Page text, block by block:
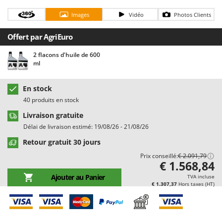
Chaudrons électriques pour polenta
Cisailles à gazon à batterie
Cisailles taille-haies manuelles
Climatiseurs
Compresseurs d'air électriques
Compresseurs pour la récolte des olives et la taille
Coupe-bordures - Trimmers
Coupe-branches
Couveuses à œufs
Cultivateurs Tiller à ressorts - Extirpateurs
D
Débroussailleuses
Décompacteurs agricoles
Découpeurs plasma
Barbieri
Batavia
Benassi
Beper
Berkel
Bernardi
Bertolini Pumps
Besser Vacuum
Bestway
Beta tools
Black & Decker
BlackStone
Blue Bird
Images Vidéo Photos Clients
Offert par AgriEuro
2 flacons d'huile de 600
ml
En stock
40 produits en stock
Livraison gratuite
Délai de livraison estimé: 19/08/26 - 21/08/26
Retour gratuit 30 jours
Prix conseillé:€ 2.091,79
Ajouter au Panier
€ 1.568,84
TVA incluse
€ 1.307,37 Hors taxes (HT)